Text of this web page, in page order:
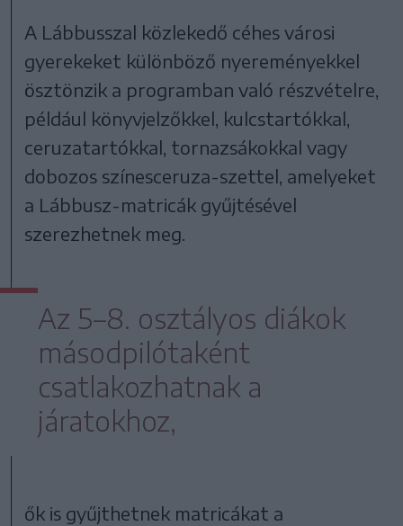
A Lábbusszal közlekedő céhes városi
gyerekeket különböző nyereményekkel
ösztönzik a programban való részvételre,
például könyvjelzőkkel, kulcstartókkal,
ceruzatartókkal, tornazsákokkal vagy
dobozos színesceruza-szettel, amelyeket
a Lábbusz-matricák gyűjtésével
szerezhetnek meg.
Az 5–8. osztályos diákok
másodpilótaként
csatlakozhatnak a
járatokhoz,
ők is gyűjthetnek matricákat a